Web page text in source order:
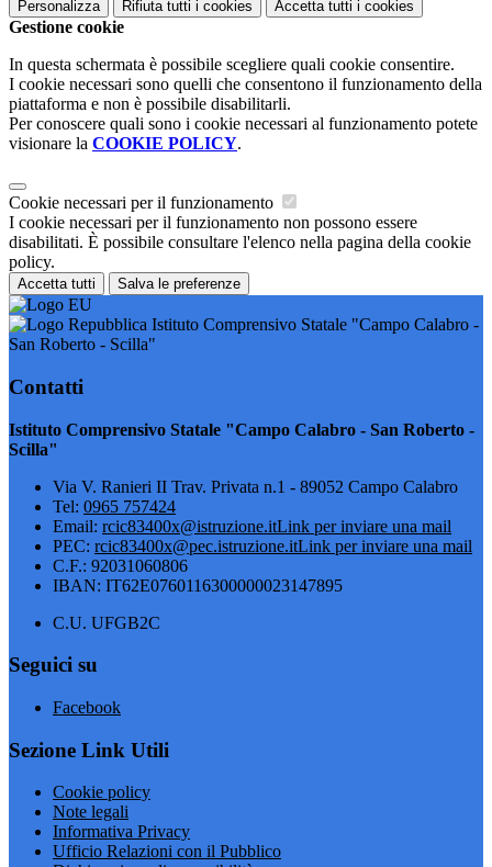
Personalizza Rifiuta tutti i cookies Accetta tutti i cookies
Gestione cookie
In questa schermata è possibile scegliere quali cookie consentire.
I cookie necessari sono quelli che consentono il funzionamento della
piattaforma e non è possibile disabilitarli.
Per conoscere quali sono i cookie necessari al funzionamento potete
visionare la COOKIE POLICY.
Cookie necessari per il funzionamento
I cookie necessari per il funzionamento non possono essere
disabilitati. È possibile consultare l'elenco nella pagina della cookie
policy.
Accetta tutti Salva le preferenze
Istituto Comprensivo Statale "Campo Calabro -
San Roberto - Scilla"
Contatti
Istituto Comprensivo Statale "Campo Calabro - San Roberto -
Scilla"
Via V. Ranieri II Trav. Privata n.1 - 89052 Campo Calabro
Tel: 0965 757424
Email: rcic83400x@istruzione.itLink per inviare una mail
PEC: rcic83400x@pec.istruzione.itLink per inviare una mail
C.F.: 92031060806
IBAN: IT62E0760116300000023147895
C.U. UFGB2C
Seguici su
Facebook
Sezione Link Utili
Cookie policy
Note legali
Informativa Privacy
Ufficio Relazioni con il Pubblico